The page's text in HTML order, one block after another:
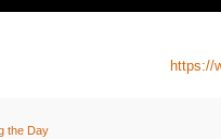
https://
the Day